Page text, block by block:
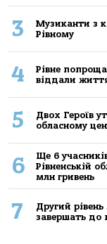
3
Музиканти з
Рівному
4
Рівне
віддали
5
Двох Героїв
обласному
6
Ще 6
Рівненській
млн гривень
7
Другий рівень
завершать до